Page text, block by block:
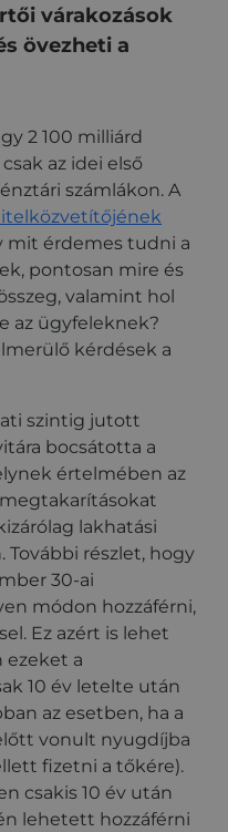
várakozások
övezheti a
2 100 milliárd
az idei első
számlákon. A
mit érdemes tudni a
pontosan mire és
valamint hol
az ügyfeleknek?
kérdések a
szintig jutott
bocsátotta a
értelmében az
lakhatási
További részlet, hogy
30-ai
módon hozzáférni,
Ez azért is lehet
ezeket a
10 év letelte után
az esetben, ha a
vonult nyugdíjba
fizetni a tőkére).
csakis 10 év után
lehetett hozzáférni